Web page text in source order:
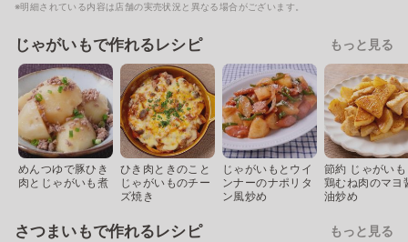
※明細されている内容は店舗の実売状況と異なる場合がございます。
じゃがいもで作れるレシピ もっと見る
めんつゆで豚ひき
肉とじゃがいも煮
ひき肉ときのこと
じゃがいものチー
ズ焼き
じゃがいもとウイ
ンナーのナポリタ
ン風炒め
節約 じゃがい
鶏むね肉のマヨ
油炒め
さつまいもで作れるレシピ もっと見る